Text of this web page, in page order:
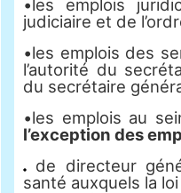
•les emplois
judiciaire et de
•les emplois des
l’autorité du
du secrétaire
•les emplois au
l’exception des
de directeur
santé auxquels la